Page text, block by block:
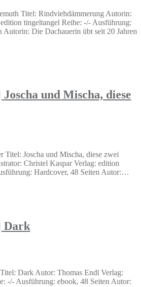
Titel: Rindviehdämmerung Autorin:
tingeltangel Reihe: -/- Ausführung:
Autorin: Die Dachauerin übt seit 20 Jahren
und Mischa, diese
Titel: Joscha und Mischa, diese zwei
Christel Kaspar Verlag: edition
Hardcover, 48 Seiten Autor:…
Dark
Dark Autor: Thomas Endl Verlag:
-/- Ausführung: ebook, 48 Seiten Autor: